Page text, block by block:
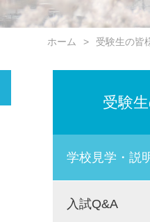
ホーム 受験生の皆
受験
学校見学・説
入試Q&A